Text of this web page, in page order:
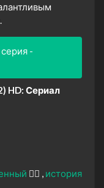
-
HD: Сериал
👨‍✈️
история